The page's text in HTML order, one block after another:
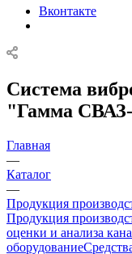
Вконтакте
Система
"Гамма
Главная
—
Каталог
—
Продукция
Продукция
оценки и анализа
оборудование